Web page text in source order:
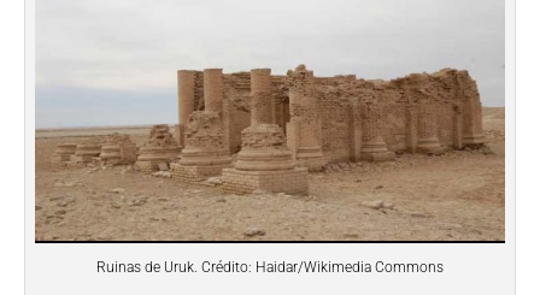
Ruinas de Uruk. Crédito: Haidar/Wikimedia Commons